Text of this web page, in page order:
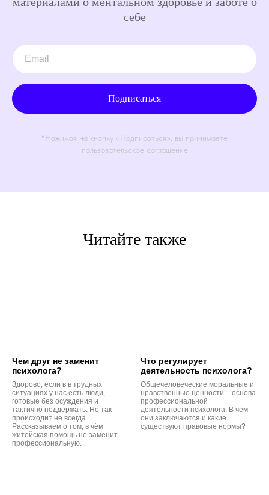
себе
Подписаться
*Нажимая на кнопку «Подписаться», вы принимаете
пользовательское соглашение
Читайте также
Чем друг не заменит
психолога?
Здорово, если в в трудных
ситуациях у нас есть люди,
готовые без осуждения и
тактично поддержать. Но так
происходит не всегда.
Рассказываем о том, в чём
житейская помощь не заменит
профессиональную.
Что регулирует
деятельность психолога?
Общечеловеческие моральные и
нравственные ценности – основа
профессиональной
деятельности психолога. В чём
они заключаются и какие
существуют правовые нормы?